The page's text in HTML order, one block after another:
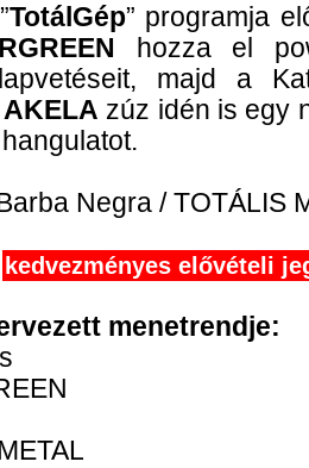
TotálGép” programja
hozza el
majd a
AKELA zúz idén is egy
Negra / TOTÁLIS
kedvezményes elővételi
menetrendje: